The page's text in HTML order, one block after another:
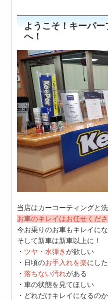
ようこそ！キーパ
へ！
当店はカーコーティングと
お車のキレイはお任せくださ
今お乗りのお車もキレイに
そして新車は新車以上に！
・ ツヤ・水弾きが欲しい
・日頃のお手入れを楽にし
・落ちない汚れがある
・車の状態を見てほしい
・どれだけキレイになるの